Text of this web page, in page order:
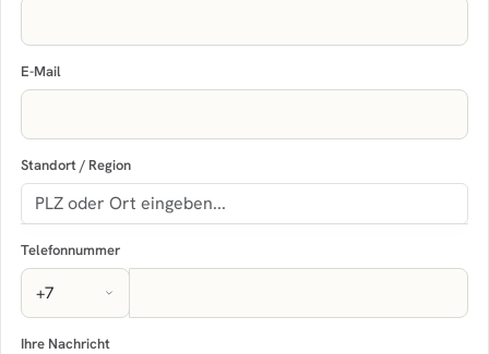
E-Mail
Standort / Region
Telefonnummer
Ihre Nachricht